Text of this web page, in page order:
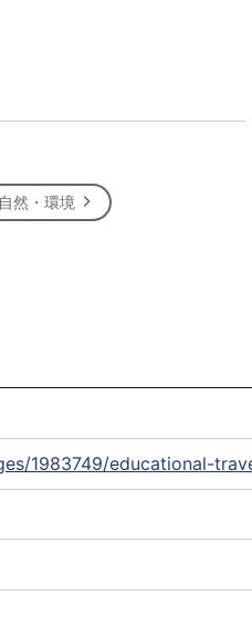
自然・環境
1983749/educational-